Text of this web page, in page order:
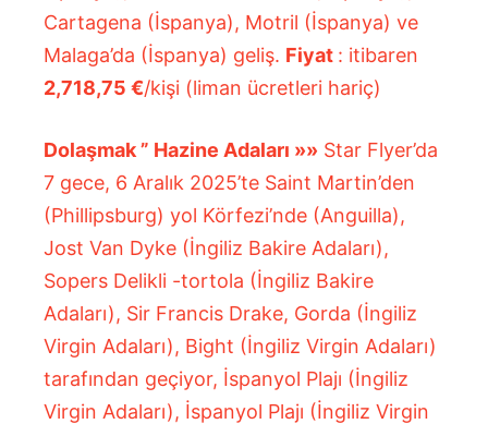
Cartagena (İspanya), Motril (İspanya) ve
Malaga’da (İspanya) geliş. Fiyat : itibaren
2,718,75 €/kişi (liman ücretleri hariç)
Dolaşmak ” Hazine Adaları »» Star Flyer’da
7 gece, 6 Aralık 2025’te Saint Martin’den
(Phillipsburg) yol Körfezi’nde (Anguilla),
Jost Van Dyke (İngiliz Bakire Adaları),
Sopers Delikli -tortola (İngiliz Bakire
Adaları), Sir Francis Drake, Gorda (İngiliz
Virgin Adaları), Bight (İngiliz Virgin Adaları)
tarafından geçiyor, İspanyol Plajı (İngiliz
Virgin Adaları), İspanyol Plajı (İngiliz Virgin